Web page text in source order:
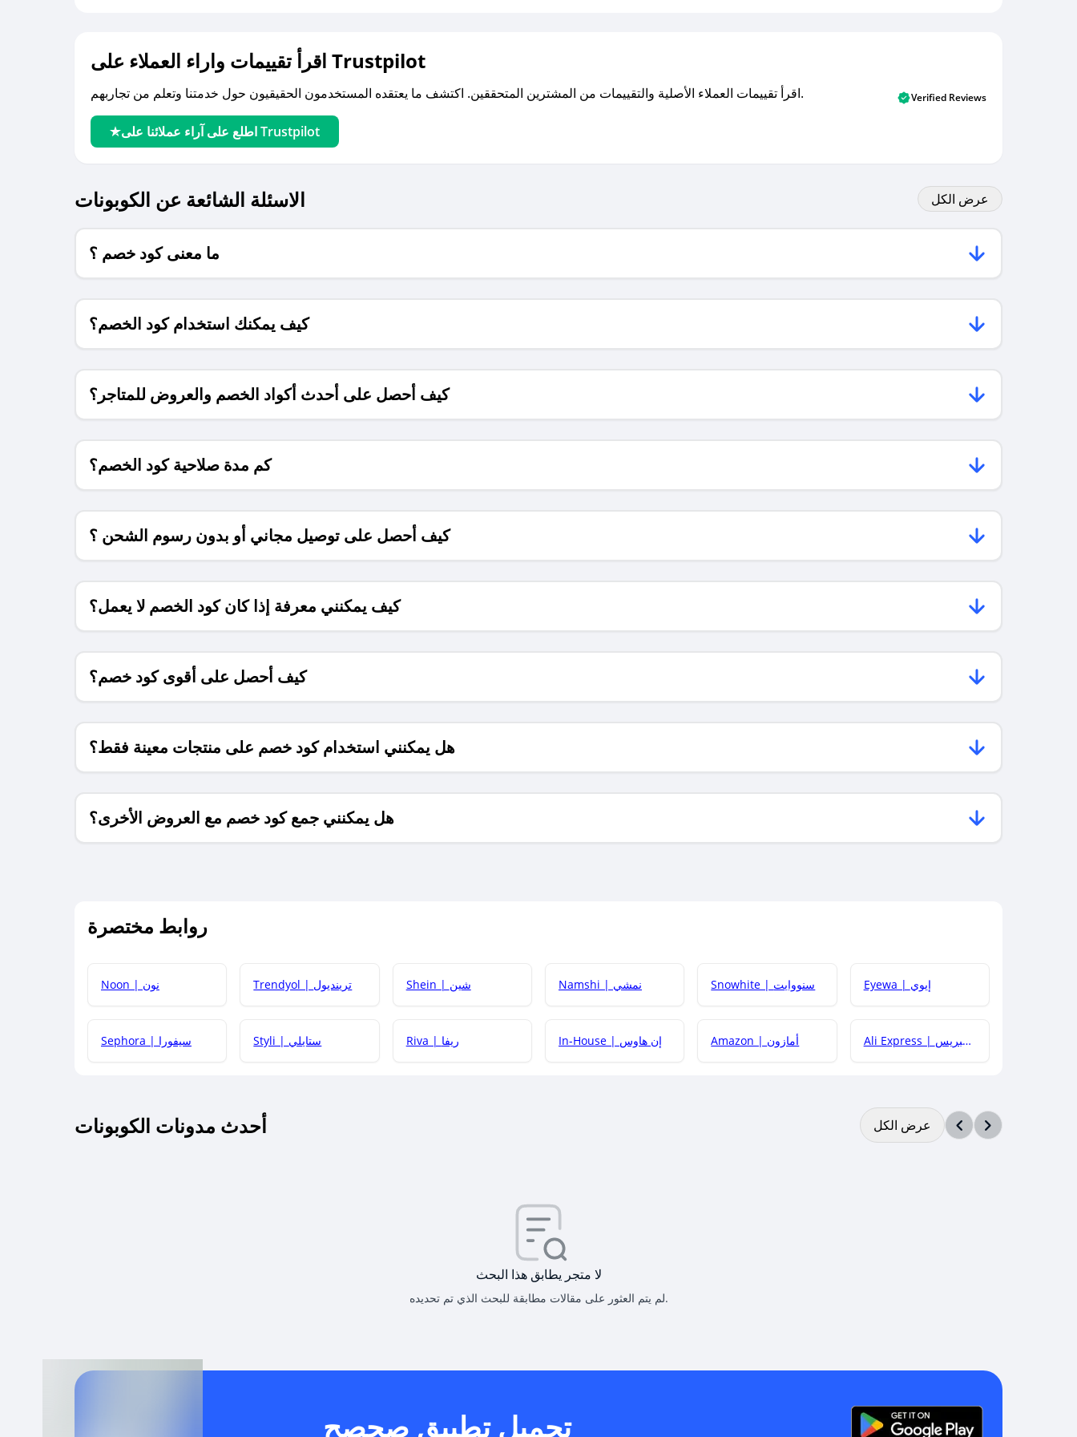
اقرأ تقييمات واراء العملاء على Trustpilot
اقرأ تقييمات العملاء الأصلية والتقييمات من المشترين المتحققين. اكتشف ما يعتقده المستخدمون الحقيقيون حول خدمتنا وتعلم من تجاربهم.
اطلع على آراء عملائنا على Trustpilot
Verified Reviews
الاسئلة الشائعة عن الكوبونات عرض الكل
ما معنى كود خصم ؟
كيف يمكنك استخدام كود الخصم؟
كيف أحصل على أحدث أكواد الخصم والعروض للمتاجر؟
كم مدة صلاحية كود الخصم؟
كيف أحصل على توصيل مجاني أو بدون رسوم الشحن ؟
كيف يمكنني معرفة إذا كان كود الخصم لا يعمل؟
كيف أحصل على أقوى كود خصم؟
هل يمكنني استخدام كود خصم على منتجات معينة فقط؟
هل يمكنني جمع كود خصم مع العروض الأخرى؟
روابط مختصرة
Noon | نون Trendyol | ترينديول Shein | شين Namshi | نمشي Snowhite | سنووايت Eyewa | إيوي
Sephora | سيفورا Styli | ستايلي Riva | ريفا In-House | إن هاوس Amazon | أمازون Ali Express | علي إكسبريس
أحدث مدونات الكوبونات عرض الكل
لا متجر يطابق هذا البحث
لم يتم العثور على مقالات مطابقة للبحث الذي تم تحديده.
تحميل تطبيق صحصح